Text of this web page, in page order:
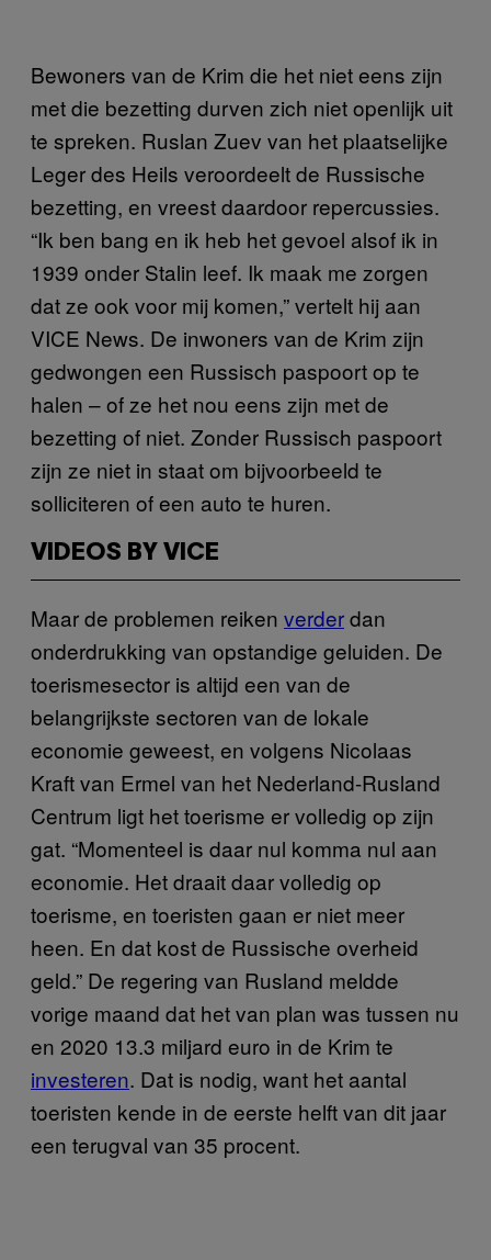
Bewoners van de Krim die het niet eens zijn
met die bezetting durven zich niet openlijk uit
te spreken. Ruslan Zuev van het plaatselijke
Leger des Heils veroordeelt de Russische
bezetting, en vreest daardoor repercussies.
“Ik ben bang en ik heb het gevoel alsof ik in
1939 onder Stalin leef. Ik maak me zorgen
dat ze ook voor mij komen,” vertelt hij aan
VICE News. De inwoners van de Krim zijn
gedwongen een Russisch paspoort op te
halen – of ze het nou eens zijn met de
bezetting of niet. Zonder Russisch paspoort
zijn ze niet in staat om bijvoorbeeld te
solliciteren of een auto te huren.
VIDEOS BY VICE
Maar de problemen reiken verderdan
onderdrukking van opstandige geluiden. De
toerismesector is altijd een van de
belangrijkste sectoren van de lokale
economie geweest, en volgens Nicolaas
Kraft van Ermel van het Nederland-Rusland
Centrum ligt het toerisme er volledig op zijn
gat. “Momenteel is daar nul komma nul aan
economie. Het draait daar volledig op
toerisme, en toeristen gaan er niet meer
heen. En dat kost de Russische overheid
geld.” De regering van Rusland meldde
vorige maand dat het van plan was tussen nu
en 2020 13.3 miljard euro in de Krim te
investeren. Dat is nodig, want het aantal
toeristen kende in de eerste helft van dit jaar
een terugval van 35 procent.